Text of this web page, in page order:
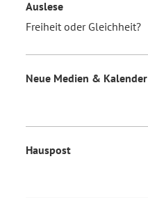
Auslese
Freiheit oder Gleichheit?
Neue Medien & Kalender
Hauspost